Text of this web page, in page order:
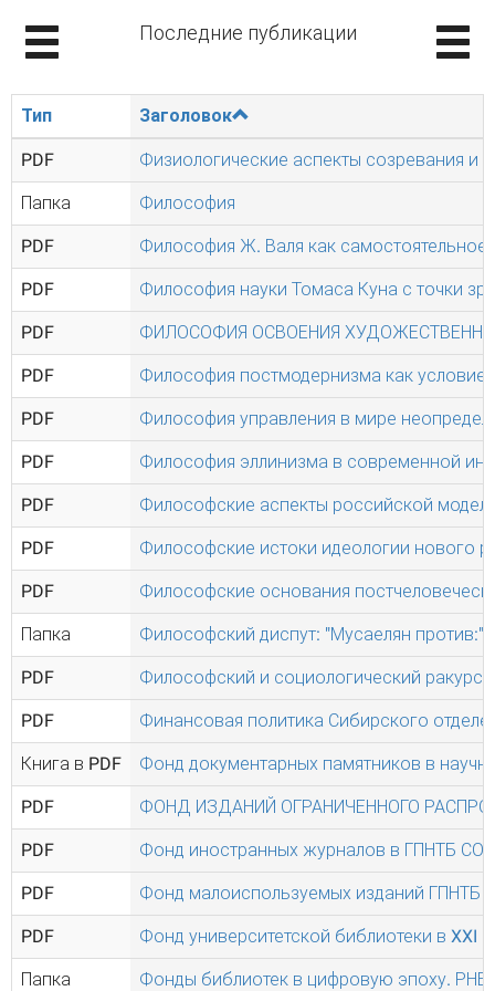
Последние публикации
Тип Заголовок
PDF Физиологические аспекты созревания и
Папка Философия
PDF Философия Ж. Валя как самостоятельное
PDF Философия науки Томаса Куна с точки
PDF ФИЛОСОФИЯ ОСВОЕНИЯ
PDF Философия постмодернизма как условие
PDF Философия управления в мире
PDF Философия эллинизма в современной
PDF Философские аспекты российской
PDF Философские истоки идеологии нового
PDF Философские основания
Папка Философский диспут: "Мусаелян против:"
PDF Философский и социологический
PDF Финансовая политика Сибирского
Книга в PDF Фонд документарных памятников в
PDF ФОНД ИЗДАНИЙ ОГРАНИЧЕННОГО
PDF Фонд иностранных журналов в ГПНТБ СО
PDF Фонд малоиспользуемых изданий ГПНТБ
PDF Фонд университетской библиотеки в XXI
Папка Фонды библиотек в цифровую эпоху.